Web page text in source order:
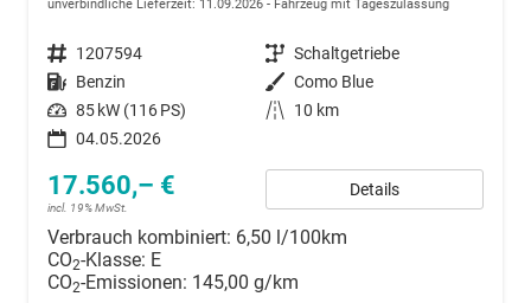
unverbindliche Lieferzeit: 11.09.2026 Fahrzeug mit Tageszulassung
Fahrzeugnummer 1207594 Getriebe Schaltgetriebe
Kraftstoff Benzin Außenfarbe Como Blue
Leistung 85 kW (116 PS) Kilometerstand
10 km
04.05.2026
17.560,– €
incl. 19% MwSt.
Details
Verbrauch kombiniert: 6,50 l/100km
CO2-Klasse: E
CO2-Emissionen: 145,00 g/km